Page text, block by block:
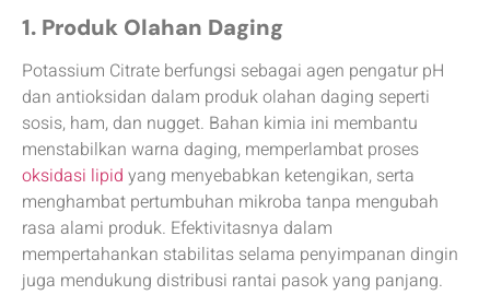
1. Produk Olahan Daging
Potassium Citrate berfungsi sebagai agen pengatur pH
dan antioksidan dalam produk olahan daging seperti
sosis, ham, dan nugget. Bahan kimia ini membantu
menstabilkan warna daging, memperlambat proses
oksidasi lipid yang menyebabkan ketengikan, serta
menghambat pertumbuhan mikroba tanpa mengubah
rasa alami produk. Efektivitasnya dalam
mempertahankan stabilitas selama penyimpanan dingin
juga mendukung distribusi rantai pasok yang panjang.